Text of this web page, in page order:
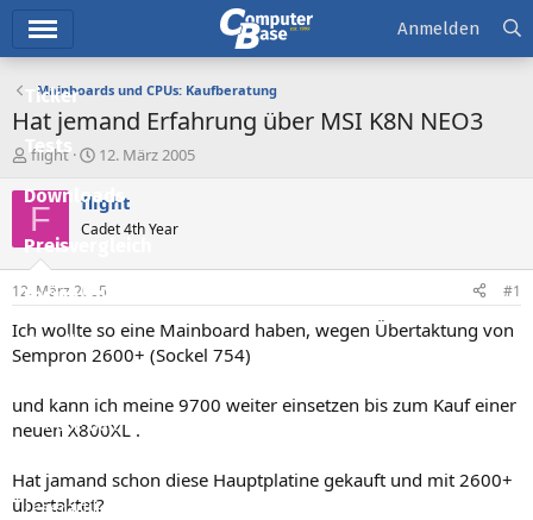
Ticker
Tests
Downloads
Preisvergleich
Forum
Aktuelles
Neue Beiträge
Leserartikel
Anmelden
Mainboards und CPUs: Kaufberatung
Hat jemand Erfahrung über MSI K8N NEO3
E
s
e
e
r
flight
E
s
t
e
l
t
a
m
12. März 2005
F flight
Cadet 4th Year
12. März 2005 #1
Ich wollte so eine Mainboard haben, wegen Übertaktung von
Sempron 2600+ (Sockel 754)
und kann ich meine 9700 weiter einsetzen bis zum Kauf einer
neuen X800XL .
Hat jamand schon diese Hauptplatine gekauft und mit 2600+
übertaktet?